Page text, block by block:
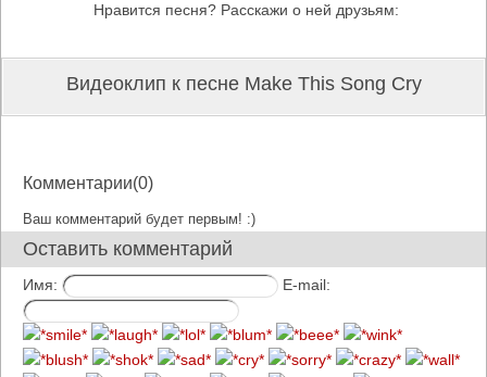
Нравится песня? Расскажи о ней друзьям:
Видеоклип к песне Make This Song Cry
Комментарии(0)
Ваш комментарий будет первым! :)
Оставить комментарий
Имя: E-mail: